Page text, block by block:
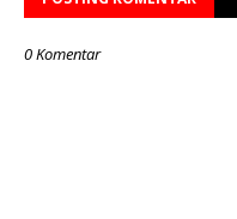
0 Komentar